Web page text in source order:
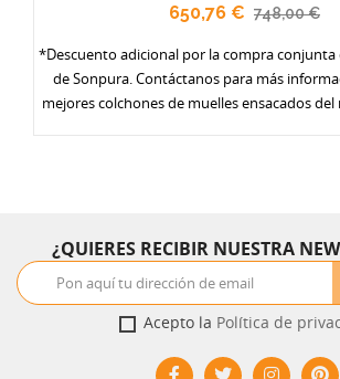
650,76 € 748,00 €
*Descuento adicional por la compra conjunta
de Sonpura. Contáctanos para más información. Uno
mejores colchones de muelles ensacados
presión y aumentan el confort. Tapizado con tejido strech.
Altura: 31 cm . Firmeza: m edia-alta. * Base de la imagen no
¿QUIERES RECIBIR NUESTRA
Acepto la Política de